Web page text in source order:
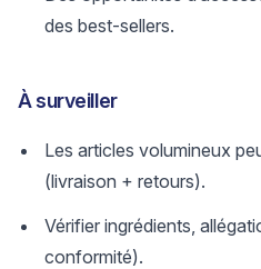
des best-sellers.
À surveiller
Les articles volumineux
(livraison + retours).
Vérifier ingrédients,
conformité).